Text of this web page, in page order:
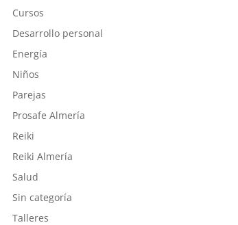
Cursos
Desarrollo personal
Energía
Niños
Parejas
Prosafe Almería
Reiki
Reiki Almería
Salud
Sin categoría
Talleres